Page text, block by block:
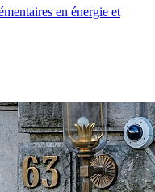
en énergie et